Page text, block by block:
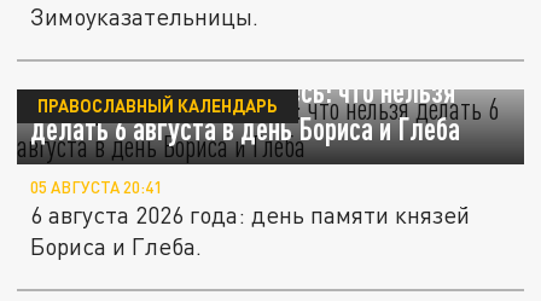
Зимоуказательницы.
Не ссорьтесь и не ленитесь: что нельзя
делать 6 августа в день Бориса и Глеба
ПРАВОСЛАВНЫЙ КАЛЕНДАРЬ
05 АВГУСТА 20:41
6 августа 2026 года: день памяти князей
Бориса и Глеба.